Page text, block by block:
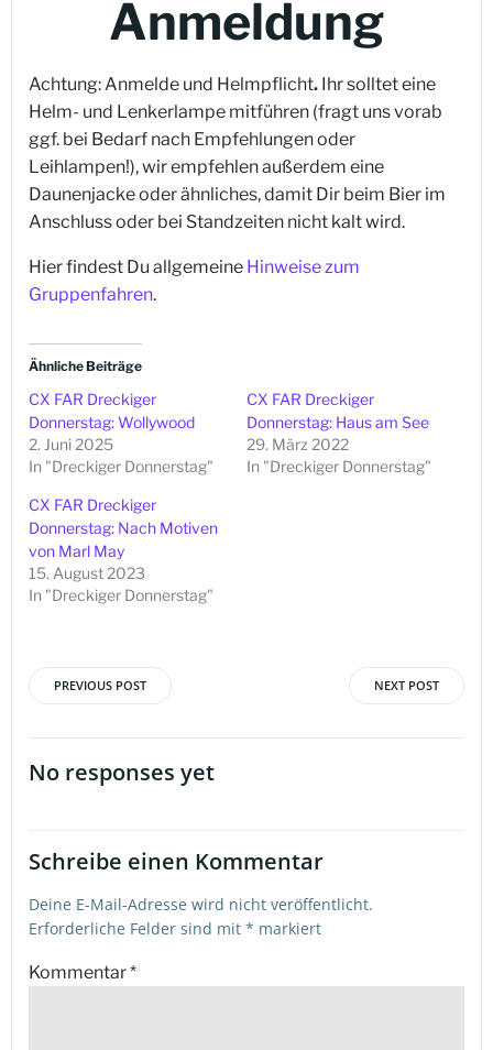
Anmeldung
Achtung: Anmelde und Helmpflicht. Ihr solltet eine
Helm- und Lenkerlampe mitführen (fragt uns vorab
ggf. bei Bedarf nach Empfehlungen oder
Leihlampen!), wir empfehlen außerdem eine
Daunenjacke oder ähnliches, damit Dir beim Bier im
Anschluss oder bei Standzeiten nicht kalt wird.
Hier findest Du allgemeine Hinweise zum
Gruppenfahren.
Ähnliche Beiträge
CX FAR Dreckiger
Donnerstag: Wollywood
2. Juni 2025
In "Dreckiger Donnerstag"
CX FAR Dreckiger
Donnerstag: Haus am See
29. März 2022
In "Dreckiger Donnerstag"
CX FAR Dreckiger
Donnerstag: Nach Motiven
von Marl May
15. August 2023
In "Dreckiger Donnerstag"
Beitragsnavigation
PREVIOUS POST NEXT POST
No responses yet
Schreibe einen Kommentar
Deine E-Mail-Adresse wird nicht veröffentlicht.
Erforderliche Felder sind mit * markiert
Kommentar*